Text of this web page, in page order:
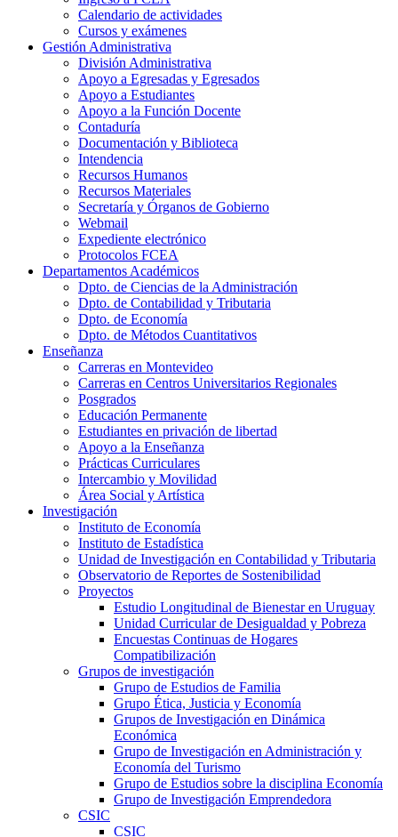
Calendario de actividades
Cursos y exámenes
Gestión Administrativa
División Administrativa
Apoyo a Egresadas y Egresados
Apoyo a Estudiantes
Apoyo a la Función Docente
Contaduría
Documentación y Biblioteca
Intendencia
Recursos Humanos
Recursos Materiales
Secretaría y Órganos de Gobierno
Webmail
Expediente electrónico
Protocolos FCEA
Departamentos Académicos
Dpto. de Ciencias de la Administración
Dpto. de Contabilidad y Tributaria
Dpto. de Economía
Dpto. de Métodos Cuantitativos
Enseñanza
Carreras en Montevideo
Carreras en Centros Universitarios Regionales
Posgrados
Educación Permanente
Estudiantes en privación de libertad
Apoyo a la Enseñanza
Prácticas Curriculares
Intercambio y Movilidad
Área Social y Artística
Investigación
Instituto de Economía
Instituto de Estadística
Unidad de Investigación en Contabilidad y Tributaria
Observatorio de Reportes de Sostenibilidad
Proyectos
Estudio Longitudinal de Bienestar en Uruguay
Unidad Curricular de Desigualdad y Pobreza
Encuestas Continuas de Hogares
Compatibilización
Grupos de investigación
Grupo de Estudios de Familia
Grupo Ética, Justicia y Economía
Grupos de Investigación en Dinámica
Económica
Grupo de Investigación en Administración y
Economía del Turismo
Grupo de Estudios sobre la disciplina Economía
Grupo de Investigación Emprendedora
CSIC
CSIC